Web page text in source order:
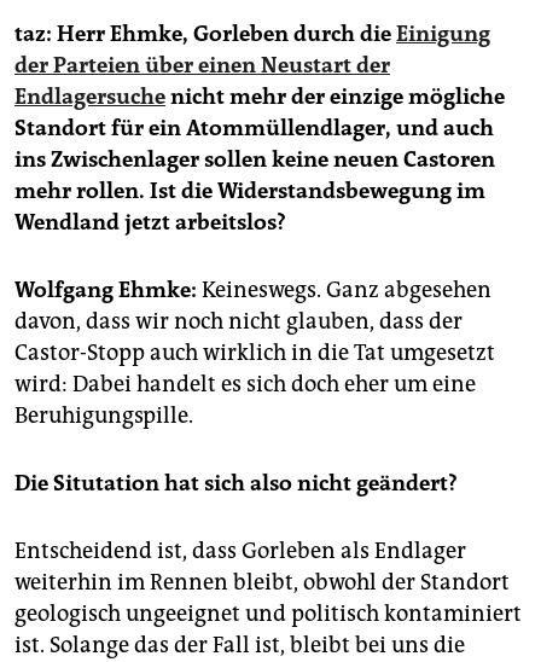
unterstützen
abo
genossenschaft
epaper login
taz: Herr Ehmke, Gorleben durch dieEinigung
der Parteien über einen Neustart der
Endlagersuchenicht mehr der einzige mögliche
Standort für ein Atommüllendlager, und auch
ins Zwischenlager sollen keine neuen Castoren
mehr rollen. Ist die Widerstandsbewegung im
Wendland jetzt arbeitslos?
Wolfgang Ehmke: Keineswegs. Ganz abgesehen
davon, dass wir noch nicht glauben, dass der
Castor-Stopp auch wirklich in die Tat umgesetzt
wird: Dabei handelt es sich doch eher um eine
Beruhigungspille.
Die Situtation hat sich also nicht geändert?
Entscheidend ist, dass Gorleben als Endlager
weiterhin im Rennen bleibt, obwohl der Standort
geologisch ungeeignet und politisch kontaminiert
ist. Solange das der Fall ist, bleibt bei uns die